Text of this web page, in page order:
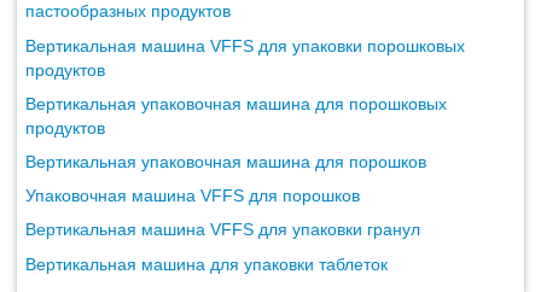
пастообразных продуктов
Вертикальная машина VFFS для упаковки порошковых
продуктов
Вертикальная упаковочная машина для порошковых
продуктов
Вертикальная упаковочная машина для порошков
Упаковочная машина VFFS для порошков
Вертикальная машина VFFS для упаковки гранул
Вертикальная машина для упаковки таблеток